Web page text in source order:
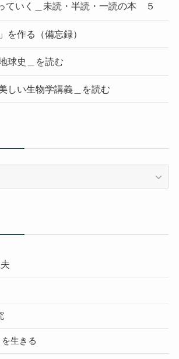
ていく＿未読・半読・一読の本 ５
を作る（備忘録）
球史＿を読む
しい生物学講義＿を読む
生きる